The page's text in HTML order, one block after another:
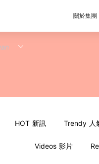
關於集團
HOT 新訊 Trendy 人
Videos 影片